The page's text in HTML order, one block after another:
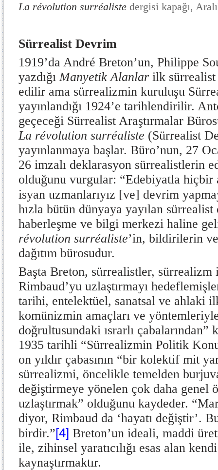
La révolution surréaliste dergisi kapağı,
Sürrealist Devrim
1919’da André Breton’un, Philippe
yazdığıManyetik Alanlar ilk
edilir ama sürrealizmin kuruluşu
yayınlandığı 1924’e tarihlendirilir.
geçeceği Sürrealist Araştırmalar
La révolution surréaliste (Sürrealist
yayınlanmaya başlar. Büro’nun, 27
26 imzalı deklarasyon sürrealistlerin
olduğunu vurgular: “Edebiyatla
isyan uzmanlarıyız [ve] devrim
hızla bütün dünyaya yayılan
haberleşme ve bilgi merkezi haline
révolution surréaliste’in, bildirilerin
dağıtım bürosudur.
Başta Breton, sürrealistler,
Rimbaud’yu uzlaştırmayı
tarihi, entelektüel, sanatsal ve ahlaki
komünizmin amaçları ve
doğrultusundaki ısrarlı çabalarından”
1935 tarihli “Sürrealizmin Politik
on yıldır çabasının “bir kolektif mit
sürrealizmi, öncelikle temelden
değiştirmeye yönelen çok daha genel
uzlaştırmak” olduğunu kaydeder.
diyor, Rimbaud da ‘hayatı değiştir’.
birdir.”[4] Breton’un ideali, maddi
ile, zihinsel yaratıcılığı esas alan
kaynaştırmaktır.